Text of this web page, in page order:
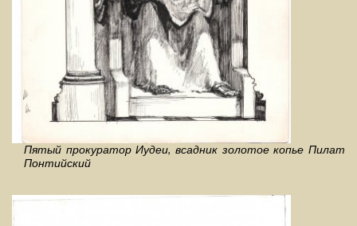
Пятый прокуратор Иудеи, всадник золотое копье Пилат
Понтийский